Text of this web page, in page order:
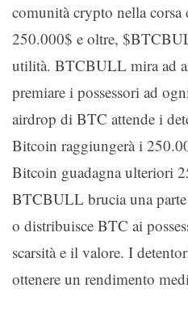
comunità crypto nella
250.000$ e oltre,
utilità. BTCBULL mira ad
premiare i possessori ad
airdrop di BTC attende i
Bitcoin raggiungerà i
Bitcoin guadagna ulteriori
BTCBULL brucia una
o distribuisce BTC ai
scarsità e il valore. I
ottenere un rendimento